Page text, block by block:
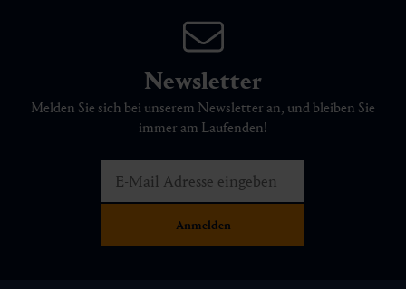
Newsletter
Melden Sie sich bei unserem Newsletter an, und bleiben Sie
immer am Laufenden!